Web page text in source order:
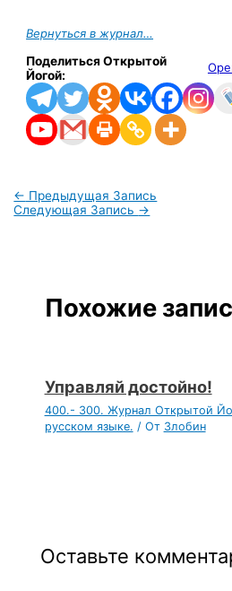
Вернуться в журнал…
Поделиться Открытой
Йогой:
← Предыдущая Запись
Следующая Запись →
Похожие
Управляй достойно!
400.- 300. Журнал Открытой
русском языке. / От Злобин
Оставьте